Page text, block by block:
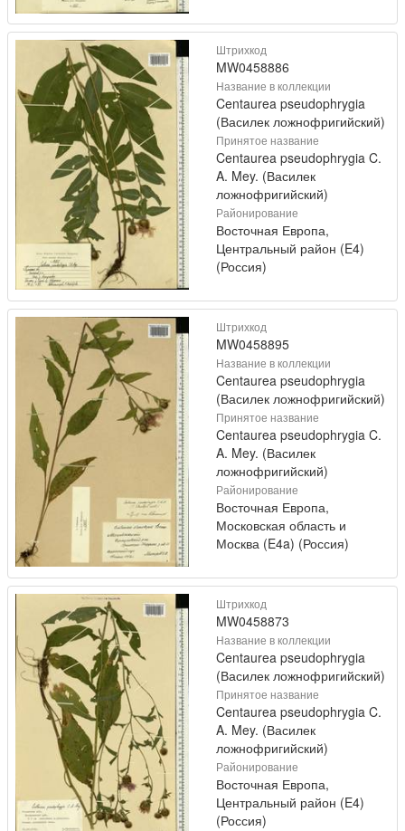
Штрихкод
MW0458886
Название в коллекции
Centaurea pseudophrygia
(Василек ложнофригийский)
Принятое название
Centaurea pseudophrygia C.
A. Mey. (Василек
ложнофригийский)
Районирование
Восточная Европа,
Центральный район (E4)
(Россия)
Штрихкод
MW0458895
Название в коллекции
Centaurea pseudophrygia
(Василек ложнофригийский)
Принятое название
Centaurea pseudophrygia C.
A. Mey. (Василек
ложнофригийский)
Районирование
Восточная Европа,
Московская область и
Москва (E4a) (Россия)
Штрихкод
MW0458873
Название в коллекции
Centaurea pseudophrygia
(Василек ложнофригийский)
Принятое название
Centaurea pseudophrygia C.
A. Mey. (Василек
ложнофригийский)
Районирование
Восточная Европа,
Центральный район (E4)
(Россия)